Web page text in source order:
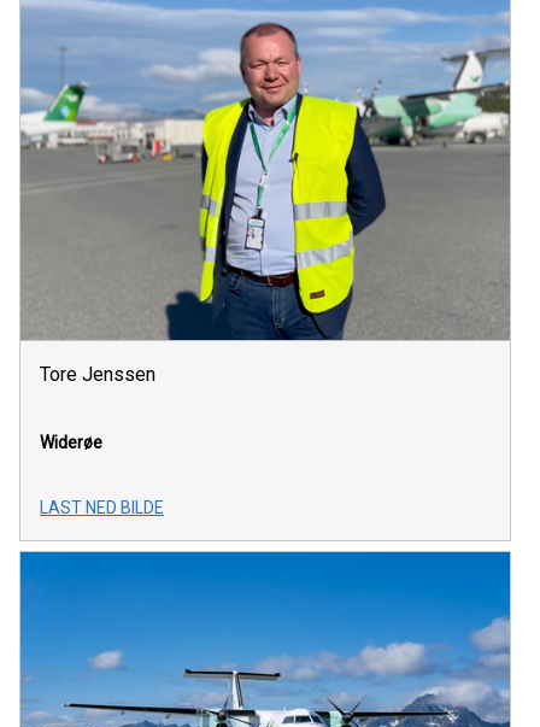
Tore Jenssen
Widerøe
LAST NED BILDE